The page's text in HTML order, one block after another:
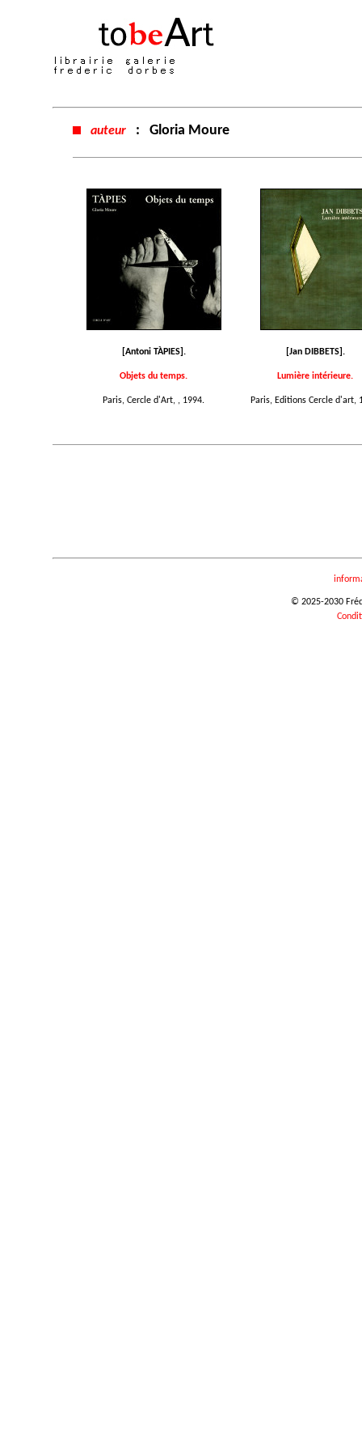
auteur : Gloria Moure
[Antoni TÀPIES].
Objets du temps.
Paris, Cercle d'Art, , 1994.
[Jan DIBBETS].
Lumière intérieure.
Paris, Editions Cercle d'art,
© 2025-2030